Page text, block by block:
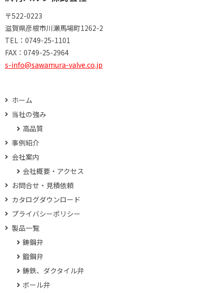
〒522-0223
滋賀県彦根市川瀬馬場町1262-2
TEL： 0749-25-1101
FAX： 0749-25-2964
s-info@sawamura-valve.co.jp
ホーム
当社の強み
高品質
事例紹介
会社案内
会社概要・アクセス
お問合せ・見積依頼
カタログダウンロード
プライバシーポリシー
製品一覧
鋳鋼弁
鍛鋼弁
鋳鉄、ダクタイル弁
ボール弁